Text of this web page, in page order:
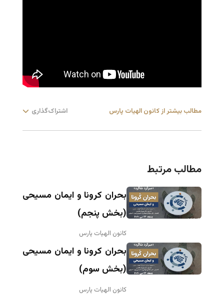
اشتراک‌گذاری مطالب بیشتر از کانون الهیات پارس
مطالب مرتبط
بحران کرونا و ایمان مسیحی
(بخش پنجم)
کانون الهیات پارس
بحران کرونا و ایمان مسیحی
(بخش سوم)
کانون الهیات پارس